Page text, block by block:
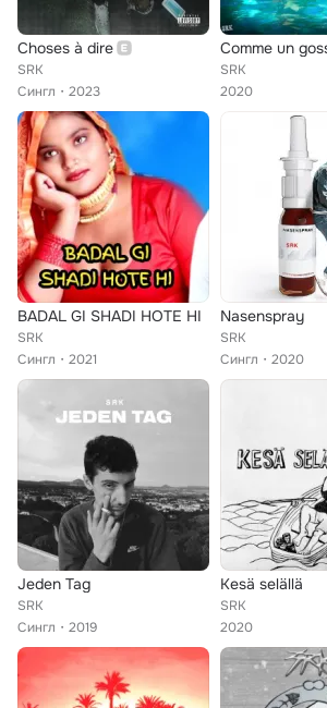
Choses à dire
SRK
Сингл
2023
Comme un
SRK
2020
BADAL GI SHADI HOTE HI
SRK
Сингл
2021
Nasenspray
SRK
Сингл
2020
Jeden Tag
SRK
Сингл
2019
Kesä selällä
SRK
2020